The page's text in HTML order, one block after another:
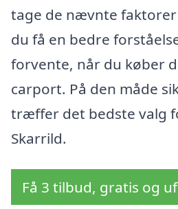
tage de nævnte
du få en bedre
forvente, når du køber
carport. På den måde
træffer det bedste valg
Skarrild.
Få 3 tilbud, gratis og